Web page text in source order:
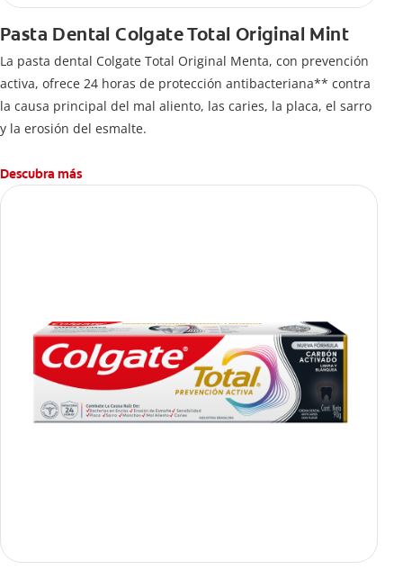
Pasta Dental Colgate Total Original Mint
La pasta dental Colgate Total Original Menta, con prevención
activa, ofrece 24 horas de protección antibacteriana** contra
la causa principal del mal aliento, las caries, la placa, el sarro
y la erosión del esmalte.
Descubra más